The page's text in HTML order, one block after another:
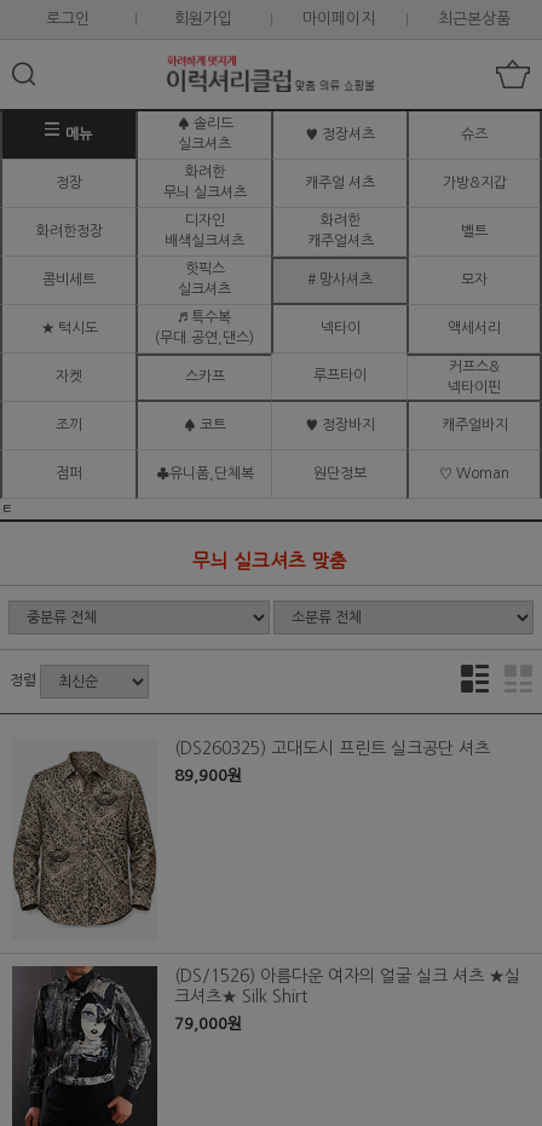
로그인 회원가입 마이페이지 최근본상품
메뉴
♠ 솔리드
실크셔츠
♥ 정장셔츠 슈즈
정장
화려한
무늬 실크셔츠
캐주얼 셔츠 가방&지갑
화려한정장
디자인
배색실크셔츠
화려한
캐주얼셔츠
벨트
콤비세트
핫픽스
실크셔츠
# 망사셔츠 모자
★ 턱시도
♬ 특수복
(무대.공연,댄스)
넥타이 액세서리
자켓 스카프 루프타이
커프스&
넥타이핀
조끼 ♠ 코트 ♥ 정장바지 캐주얼바지
점퍼 ♣유니폼,단체복 원단정보 ♡ Woman
ㅌ
무늬 실크셔츠 맞춤
정렬
(DS260325) 고대도시 프린트 실크공단 셔츠
89,900원
(DS/1526) 아름다운 여자의 얼굴 실크 셔츠 ★실
크셔츠★ Silk Shirt
79,000원